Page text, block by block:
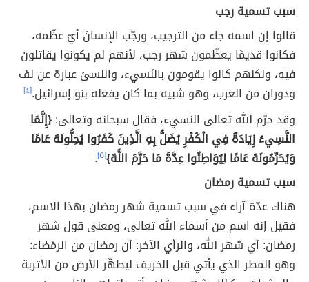
سبب تسمية رجب
قالوا إن اسمه جاء من الترجيب، ورجّب الإنسانَ أيّ عظّمه،
فكانوا قديمًا يعظّمون شهر رجب، لأنهم لم يكونوا يقاتلون
فيه، ولكنهم كانوا يقومون بالنَسيء، والنسئ عبارة عن لف
ودوران من العرب، وهو شبيه بما كان يفعله بنو إسرائيل.[٤]
وقد حرّم الله تعالى النسيء، فقال سبحانه وتعالى:{إِنَّمَا
النَّسِيءُ زِيَادَةٌ فِي الْكُفْرِ يُضَلُّ بِهِ الَّذِينَ كَفَرُوا يُحِلُّونَهُ عَامًا
وَيُحَرِّمُونَهُ عَامًا لِيُوَاطِئُوا عِدَّةَ مَا حَرَّمَ اللَّهُ}[٥] .
سبب تسمية رمضان
هناك عدّة آراء في سبب تسمية شهر رمضان بهذا الاسم،
فقيل إنه اسم من أسماء الله تعالى، ومعنى قول شهر
رمضان: أي شهر الله، والرأي الآخر: أن رمضان من الرمْضاء:
وهو المطر الذي يأتي قبل الخريف ليطهّر الأرض من الأتربة